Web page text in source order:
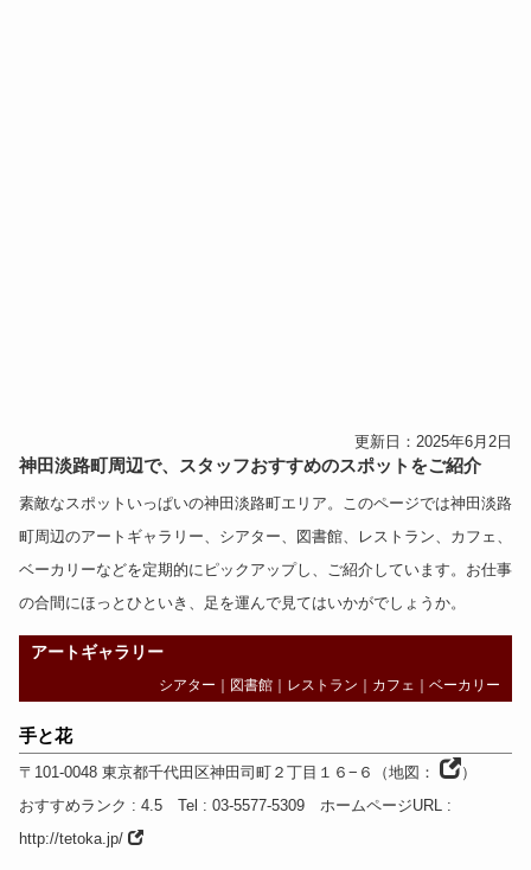
更新日：2025年6月2日
神田淡路町周辺で、スタッフおすすめのスポットをご紹介
素敵なスポットいっぱいの神田淡路町エリア。このページでは神田淡路
町周辺のアートギャラリー、 シアター、 図書館、 レストラン、 カフェ 、
ベーカリーなどを定期的にピックアップし、ご紹介しています。お仕事
の合間にほっとひといき、足を運んで見てはいかがでしょうか。
アートギャラリー
シアター 図書館 レストラン カフェ ｜ベーカリー
手と花
〒101-0048 東京都千代田区神田司町２丁目１６−６ （地図：
）
おすすめランク : 4.5 Tel : 03-5577-5309 ホームページURL:
http://tetoka.jp/